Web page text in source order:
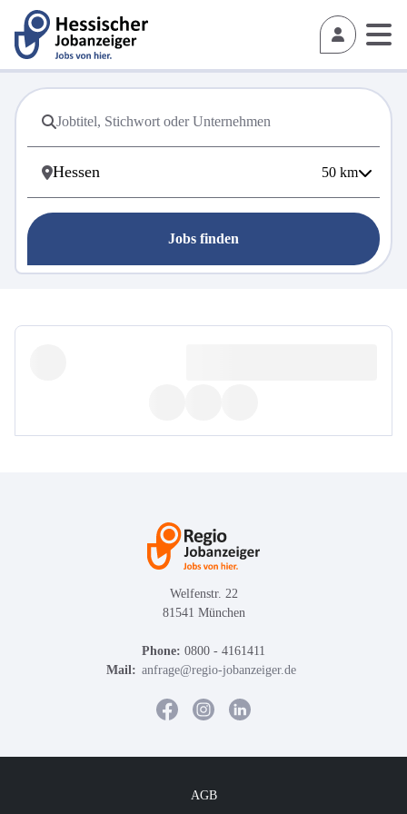
50 km
Jobs finden
Welfenstr. 22
81541 München
Phone: 0800 - 4161411
Mail: anfrage@regio-jobanzeiger.de
AGB